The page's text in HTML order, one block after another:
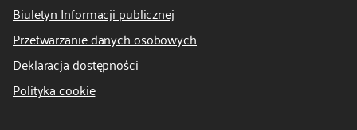
Biuletyn Informacji publicznej
Przetwarzanie danych osobowych
Deklaracja dostępności
Polityka cookie